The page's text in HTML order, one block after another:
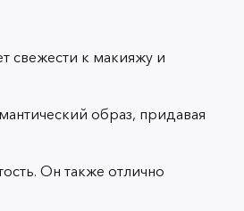
свежести к макияжу и
образ, придавая
Он также отлично